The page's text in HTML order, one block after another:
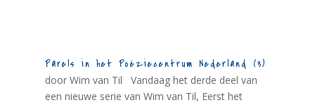
Parels in het Poëziecentrum Nederland (3)
door Wim van Til Vandaag het derde deel van
een nieuwe serie van Wim van Til, Eerst het